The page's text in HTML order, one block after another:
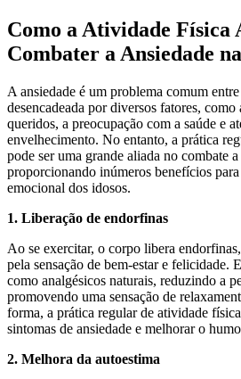
Como a Atividade Física
Combater a Ansiedade
A ansiedade é um problema comum
desencadeada por diversos fatores, como
queridos, a preocupação com a saúde e
envelhecimento. No entanto, a prática
pode ser uma grande aliada no combate
proporcionando inúmeros benefícios para
emocional dos idosos.
1. Liberação de endorfinas
Ao se exercitar, o corpo libera
pela sensação de bem-estar e felicidade.
como analgésicos naturais, reduzindo a
promovendo uma sensação de
forma, a prática regular de atividade
sintomas de ansiedade e melhorar o
2. Melhora da autoestima